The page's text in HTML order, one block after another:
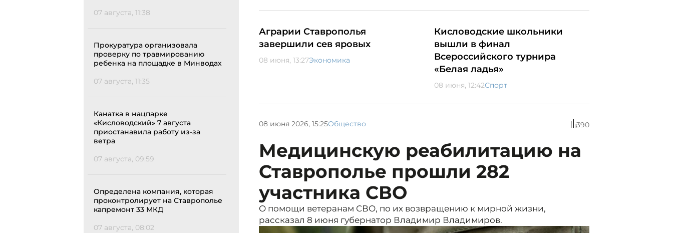
07 августа, 11:38
Прокуратура организовала
проверку по травмированию
ребенка на площадке в Минводах
07 августа, 11:35
Канатка в нацпарке
«Кисловодский» 7 августа
приостанавила работу из-за
ветра
07 августа, 09:59
Определена компания, которая
проконтролирует на Ставрополье
капремонт 33 МКД
07 августа, 08:02
Аграрии Ставрополья
завершили сев яровых
08 июня, 13:27Экономика
Кисловодские школьники
вышли в финал
Всероссийского турнира
«Белая ладья»
08 июня, 12:42Спорт
08 июня 2026, 15:25Общество 390
Медицинскую реабилитацию на
Ставрополье прошли 282
участника СВО
О помощи ветеранам СВО, по их возвращению к мирной жизни,
рассказал 8 июня губернатор Владимир Владимиров.